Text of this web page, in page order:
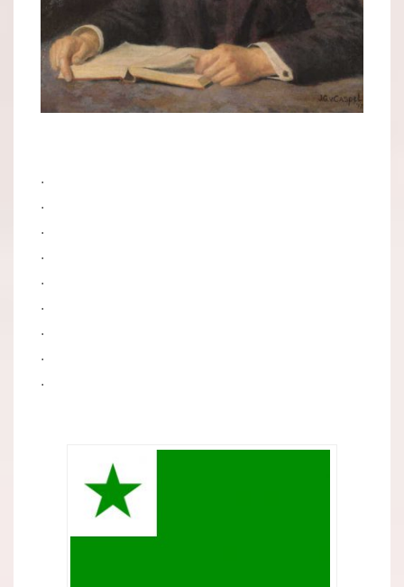
.
.
.
.
.
.
.
.
.